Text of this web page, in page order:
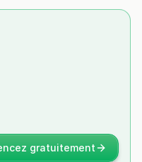
gratuitement